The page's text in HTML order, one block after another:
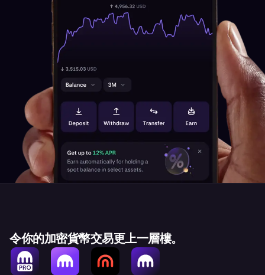
令你的加密貨幣交易更上一層樓。